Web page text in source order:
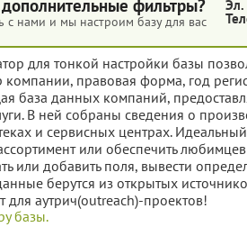
фильтры?
с нами и мы настроим базу для вас
Эл.
для тонкой настройки базы
правовая форма, год
база данных компаний,
В ней собраны сведения о
и сервисных центрах.
или обеспечить
или добавить поля, вывести
берутся из открытых
для аутрич(outreach)-проектов!
базы.